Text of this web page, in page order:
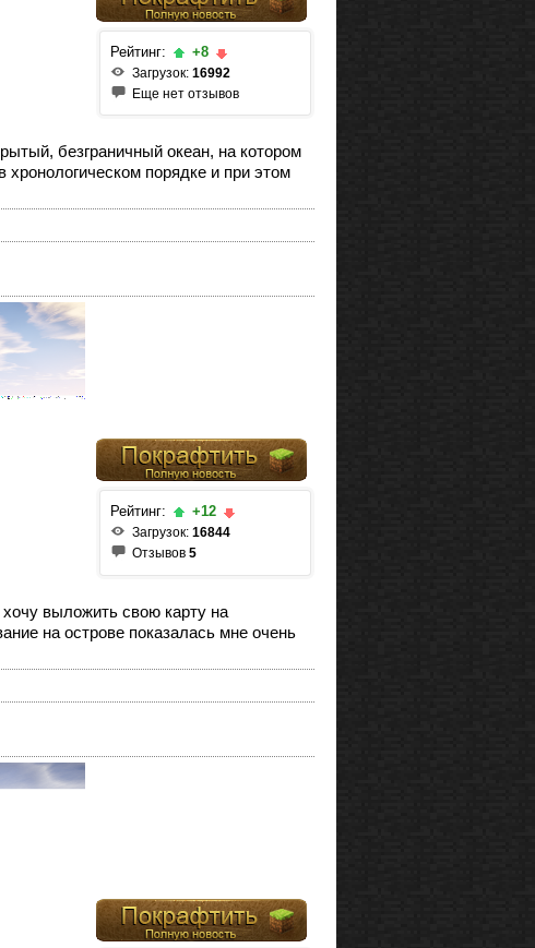
Рейтинг: +8
Загрузок: 16992
Еще нет отзывов
безграничный океан, на котором
хронологическом порядке и при этом
Рейтинг: +12
Загрузок: 16844
Отзывов 5
выложить свою карту на
на острове показалась мне очень